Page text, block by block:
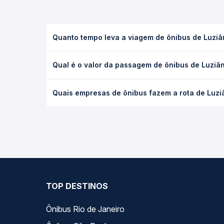
Quanto tempo leva a viagem de ônibus de
leito) e as condições de tráfego. Na Quero
Qual é o valor da passagem de ônibus de
antecedência da compra. Na Quero Passagem
Quais empresas de ônibus fazem a rota de
TOP DESTINOS
Ônibus Rio de Janeiro